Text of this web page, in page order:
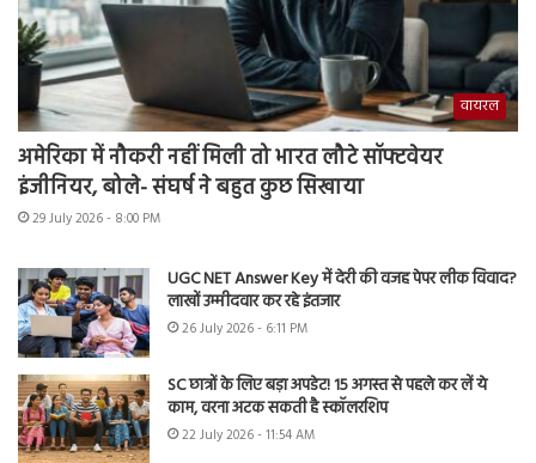
वायरल
अमेरिका में नौकरी नहीं मिली तो भारत लौटे सॉफ्टवेयर
इंजीनियर, बोले- संघर्ष ने बहुत कुछ सिखाया
29 July 2026 - 8:00 PM
UGC NET Answer Key में देरी की वजह पेपर लीक विवाद?
लाखों उम्मीदवार कर रहे इंतजार
26 July 2026 - 6:11 PM
SC छात्रों के लिए बड़ा अपडेट! 15 अगस्त से पहले कर लें ये
काम, वरना अटक सकती है स्कॉलरशिप
22 July 2026 - 11:54 AM